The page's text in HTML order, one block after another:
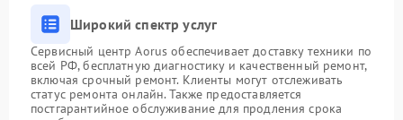
Широкий спектр услуг
Сервисный центр Aorus обеспечивает доставку техники по
всей РФ, бесплатную диагностику и качественный ремонт,
включая срочный ремонт. Клиенты могут отслеживать
статус ремонта онлайн. Также предоставляется
постгарантийное обслуживание для продления срока